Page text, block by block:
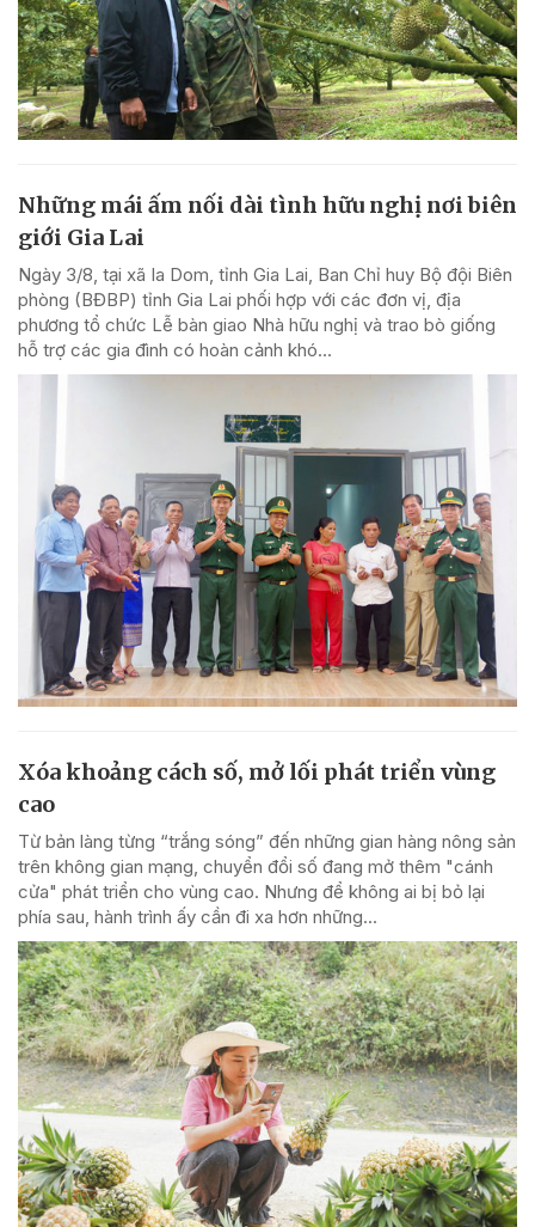
Những mái ấm nối dài tình hữu nghị nơi biên
giới Gia Lai
Ngày 3/8, tại xã Ia Dom, tỉnh Gia Lai, Ban Chỉ huy Bộ đội Biên
phòng (BĐBP) tỉnh Gia Lai phối hợp với các đơn vị, địa
phương tổ chức Lễ bàn giao Nhà hữu nghị và trao bò giống
hỗ trợ các gia đình có hoàn cảnh khó...
Xóa khoảng cách số, mở lối phát triển vùng
cao
Từ bản làng từng “trắng sóng” đến những gian hàng nông sản
trên không gian mạng, chuyển đổi số đang mở thêm "cánh
cửa" phát triển cho vùng cao. Nhưng để không ai bị bỏ lại
phía sau, hành trình ấy cần đi xa hơn những...